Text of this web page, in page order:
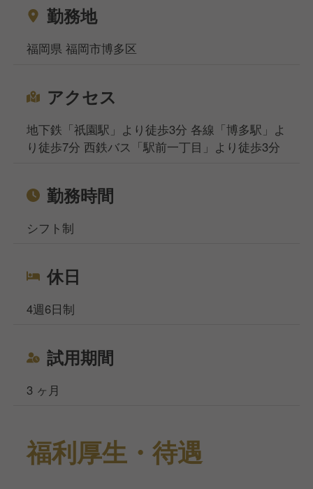
ください！ 相談窓口事務所は東京、大阪、名古屋、
ており、飲食専門の転職・就職のプロが対応いたしま
勤務地
福岡県 福岡市博多区
アクセス
地下鉄「祇園駅」より徒歩3分 各線「博多駅」よ
り徒歩7分 西鉄バス「駅前一丁目」より徒歩3分
勤務時間
シフト制
休日
4週6日制
試用期間
3 ヶ月
福利厚生・待遇